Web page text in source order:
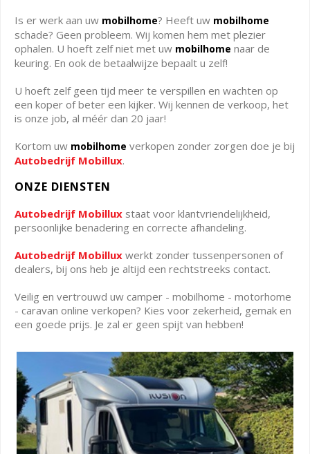
Is er werk aan uw mobilhome? Heeft uw mobilhome
schade? Geen probleem. Wij komen hem met plezier
ophalen. U hoeft zelf niet met uw mobilhome naar de
keuring. En ook de betaalwijze bepaalt u zelf!
U hoeft zelf geen tijd meer te verspillen en wachten op
een koper of beter een kijker. Wij kennen de verkoop, het
is onze job, al méér dan 20 jaar!
Kortom uw mobilhome verkopen zonder zorgen doe je bij
Autobedrijf Mobillux.
ONZE DIENSTEN
Autobedrijf Mobillux staat voor klantvriendelijkheid,
persoonlijke benadering en correcte afhandeling.
Autobedrijf Mobillux werkt zonder tussenpersonen of
dealers, bij ons heb je altijd een rechtstreeks contact.
Veilig en vertrouwd uw camper - mobilhome - motorhome
- caravan online verkopen? Kies voor zekerheid, gemak en
een goede prijs. Je zal er geen spijt van hebben!